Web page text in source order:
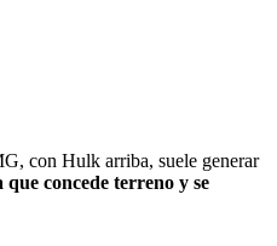
con Hulk arriba, suele generar
concede terreno y se